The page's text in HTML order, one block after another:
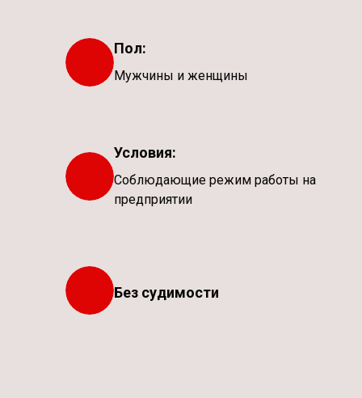
Пол:
Мужчины и женщины
Условия:
Соблюдающие режим работы на
предприятии
Без судимости